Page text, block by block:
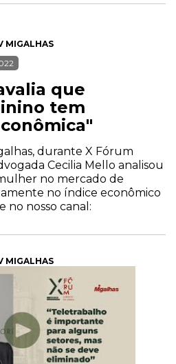
MIGALHAS
que
tem
durante X Fórum
Cecilia Mello analisou
no mercado de
no índice econômico
no nosso canal:
MIGALHAS